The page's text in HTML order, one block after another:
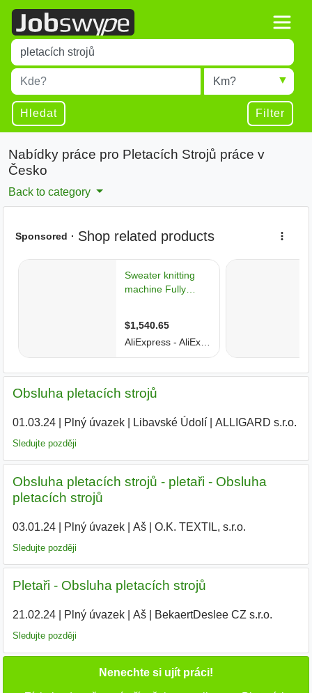
Title
Type 1 or more characters for results.
Místo
Type 1 or more characters for results.
Radius
Hledat Filter
Nabídky práce pro Pletacích Strojů práce v
Česko
Back to category
Obsluha pletacích strojů
01.03.24| Plný úvazek| Libavské Údolí| ALLIGARD s.r.o.
Sledujte později
Obsluha pletacích strojů - pletaři - Obsluha
pletacích strojů
03.01.24| Plný úvazek| Aš| O.K. TEXTIL, s.r.o.
Sledujte později
Pletaři - Obsluha pletacích strojů
21.02.24| Plný úvazek| Aš| BekaertDeslee CZ s.r.o.
Sledujte později
Nenechte si ujít práci!